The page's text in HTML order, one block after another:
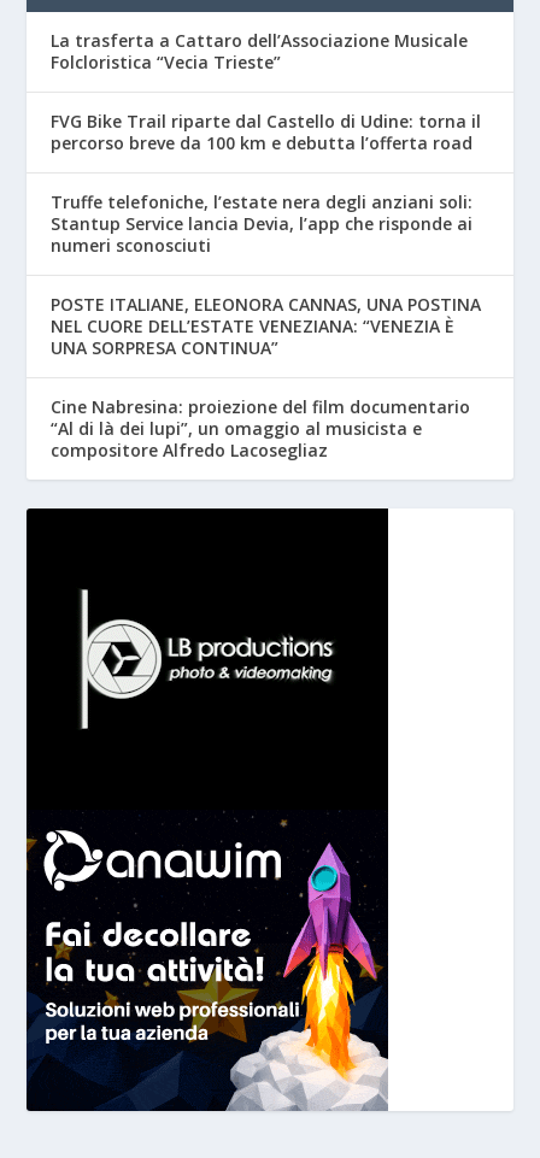
La trasferta a Cattaro dell’Associazione Musicale
Folcloristica “Vecia Trieste”
FVG Bike Trail riparte dal Castello di Udine: torna il
percorso breve da 100 km e debutta l’offerta road
Truffe telefoniche, l’estate nera degli anziani soli:
Stantup Service lancia Devia, l’app che risponde ai
numeri sconosciuti
POSTE ITALIANE, ELEONORA CANNAS, UNA POSTINA
NEL CUORE DELL’ESTATE VENEZIANA: “VENEZIA È
UNA SORPRESA CONTINUA”
Cine Nabresina: proiezione del film documentario
“Al di là dei lupi”, un omaggio al musicista e
compositore Alfredo Lacosegliaz